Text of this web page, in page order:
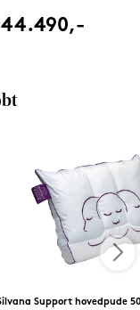
44.490,-
Support hovedpude